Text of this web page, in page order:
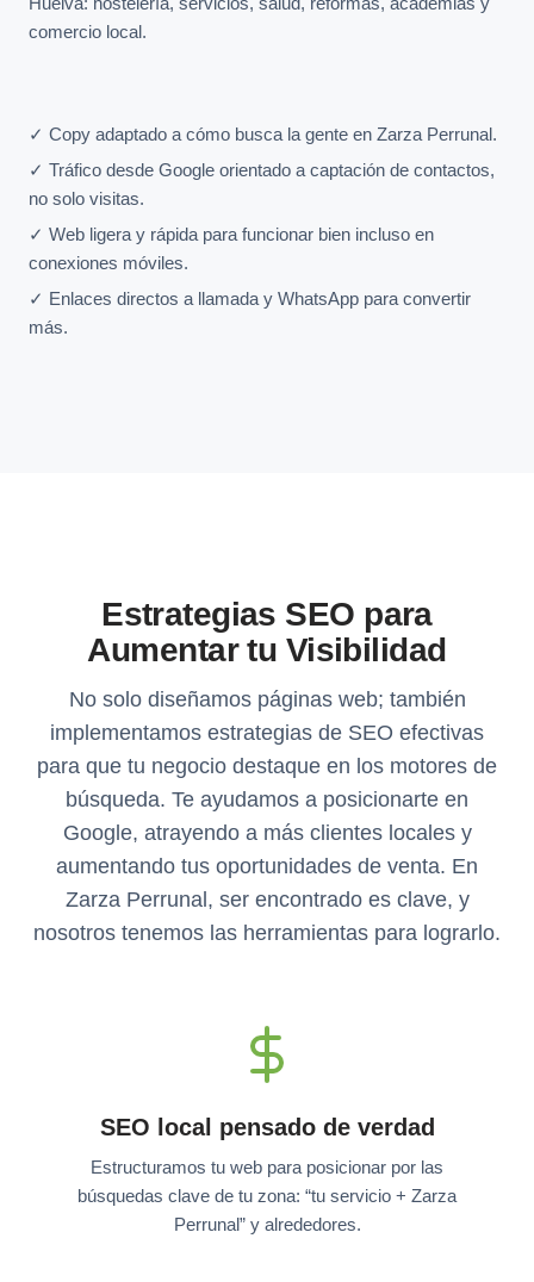
comercio local.
✓ Copy adaptado a cómo busca la gente en Zarza Perrunal.
✓ Tráfico desde Google orientado a captación de contactos,
no solo visitas.
✓ Web ligera y rápida para funcionar bien incluso en
conexiones móviles.
✓ Enlaces directos a llamada y WhatsApp para convertir
más.
Estrategias SEO para
Aumentar tu Visibilidad
No solo diseñamos páginas web; también
implementamos estrategias de SEO efectivas
para que tu negocio destaque en los motores de
búsqueda. Te ayudamos a posicionarte en
Google, atrayendo a más clientes locales y
aumentando tus oportunidades de venta. En
Zarza Perrunal, ser encontrado es clave, y
nosotros tenemos las herramientas para lograrlo.
SEO local pensado de verdad
Estructuramos tu web para posicionar por las
búsquedas clave de tu zona: “tu servicio + Zarza
Perrunal” y alrededores.